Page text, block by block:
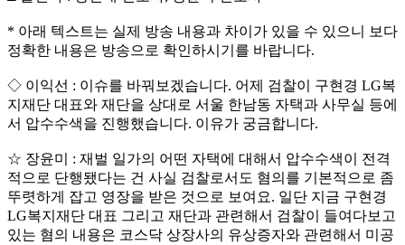
* 아래 텍스트는 실제 방송 내용과 차이가 있을 수 있으니 보다
정확한 내용은 방송으로 확인하시기를 바랍니다.
◇ 이익선 : 이슈를 바꿔보겠습니다. 어제 검찰이 구현경 LG복
지재단 대표와 재단을 상대로 서울 한남동 자택과 사무실 등에
서 압수수색을 진행했습니다. 이유가 궁금합니다.
☆ 장윤미 : 재벌 일가의 어떤 자택에 대해서 압수수색이 전격
적으로 단행됐다는 건 사실 검찰로서도 혐의를 기본적으로 좀
뚜렷하게 잡고 영장을 받은 것으로 보여요. 일단 지금 구현경
LG복지재단 대표 그리고 재단과 관련해서 검찰이 들여다보고
있는 혐의 내용은 코스닥 상장사의 유상증자와 관련해서 미공